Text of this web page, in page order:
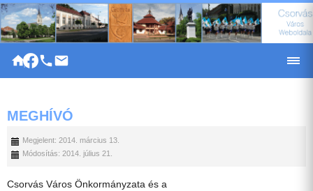
|
MEGHÍVÓ
Megjelent: 2014. március 13.
Módosítás: 2014. július 21.
Csorvás Város Önkormányzata és a